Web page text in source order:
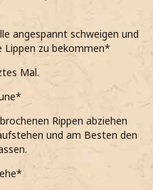
angespannt schweigen und
Lippen zu bekommen*
Mal.
Rippen abziehen
und am Besten den